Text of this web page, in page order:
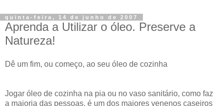
quinta-feira, 14 de junho de 2007
Aprenda a Utilizar o óleo. Preserve a
Natureza!
Dê um fim, ou começo, ao seu óleo de cozinha
Jogar óleo de cozinha na pia ou no vaso sanitário, como faz
a maioria das pessoas, é um dos maiores venenos caseiros